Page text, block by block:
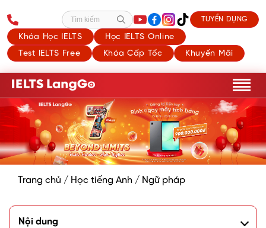
Khóa Học IELTS
Học IELTS Online
Test IELTS Free
Khóa Cấp Tốc Khuyến Mãi
Tìm kiếm TUYỂN DỤNG
Trang chủ / Học tiếng Anh / Ngữ pháp
Nội dung